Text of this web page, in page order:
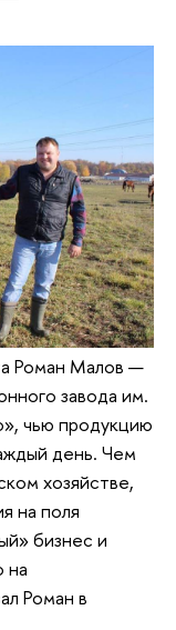
Роман Малов —
завода им.
чью продукцию
день. Чем
хозяйстве,
на поля
бизнес и
на
Роман в